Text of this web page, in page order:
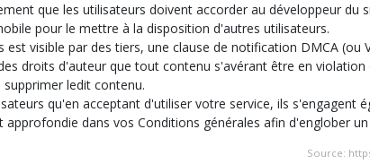
que les utilisateurs doivent accorder au développeur
pour le mettre à la disposition d'autres utilisateurs.
visible par des tiers, une clause de notification DMCA
droits d'auteur que tout contenu s'avérant être en
ledit contenu.
qu'en acceptant d'utiliser votre service, ils s'engagent
dans vos Conditions générales afin d'englober
Source: